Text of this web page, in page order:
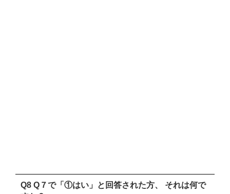
Q8 Q７で「①はい」と回答された方、 それは何で